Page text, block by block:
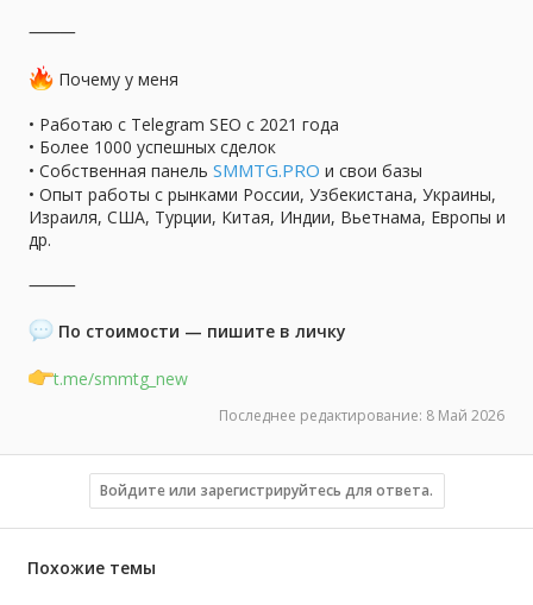
⸻
Почему у меня
• Работаю с Telegram SEO с 2021 года
• Более 1000 успешных сделок
• Собственная панель SMMTG.PRO и свои базы
• Опыт работы с рынками России, Узбекистана, Украины,
Израиля, США, Турции, Китая, Индии, Вьетнама, Европы и
др.
⸻
По стоимости — пишите в личку
t.me/smmtg_new
Последнее редактирование: 8 Май 2026
Войдите или зарегистрируйтесь для ответа.
Похожие темы